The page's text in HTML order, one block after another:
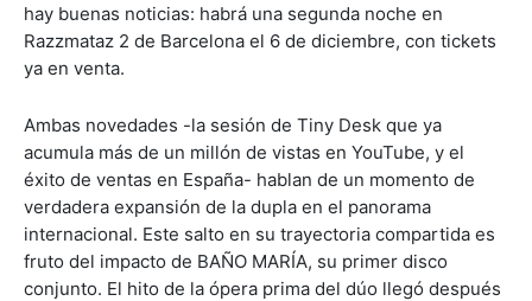
hay buenas noticias: habrá una segunda noche en
Razzmataz 2 de Barcelona el 6 de diciembre, con tickets
ya en venta.
Ambas novedades -la sesión de Tiny Desk que ya
acumula más de un millón de vistas en YouTube, y el
éxito de ventas en España- hablan de un momento de
verdadera expansión de la dupla en el panorama
internacional. Este salto en su trayectoria compartida es
fruto del impacto de BAÑO MARÍA, su primer disco
conjunto. El hito de la ópera prima del dúo llegó después